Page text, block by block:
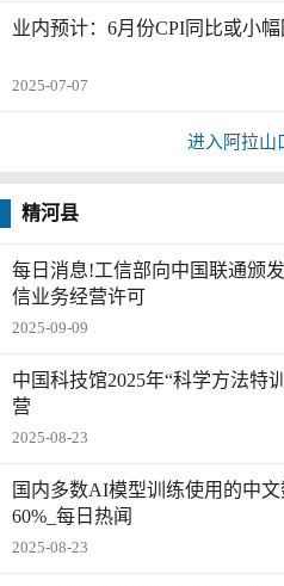
业内预计：6月份CPI同比或小
2025-07-07
进入阿拉山
精河县
每日消息!工信部向中国联通颁
信业务经营许可
2025-09-09
中国科技馆2025年“科学方法特
营
2025-08-23
国内多数AI模型训练使用的中
60%_每日热闻
2025-08-23